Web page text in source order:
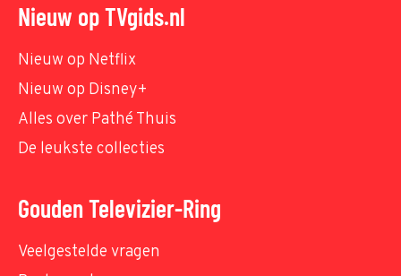
Nieuw op TVgids.nl
Nieuw op Netflix
Nieuw op Disney+
Alles over Pathé Thuis
De leukste collecties
Gouden Televizier-Ring
Veelgestelde vragen